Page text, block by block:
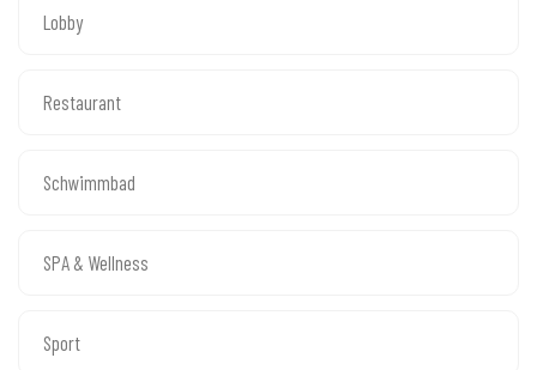
Lobby
Restaurant
Schwimmbad
SPA & Wellness
Sport